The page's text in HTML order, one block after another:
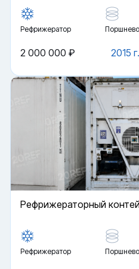
Рефрижератор
2015 г.
2 000 000 ₽
Рефрижераторный
Рефрижератор